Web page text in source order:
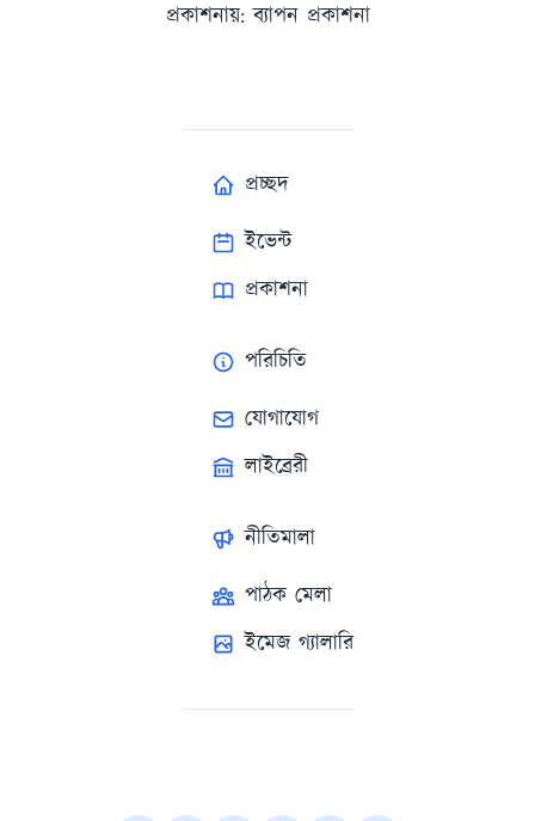
প্রকাশনায়: ব্যাপন প্রকাশনা
প্রচ্ছদ
ইভেন্ট
প্রকাশনা
পরিচিতি
যোগাযোগ
লাইব্রেরী
নীতিমালা
পাঠক মেলা
ইমেজ গ্যালারি